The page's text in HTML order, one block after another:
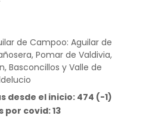
de Campoo: Aguilar de
Pomar de Valdivia,
Basconcillos y Valle de
desde el inicio: 474 (-1)
por covid: 13